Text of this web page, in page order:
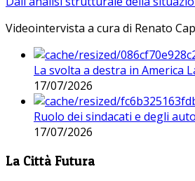
Videointervista a cura di Renato
La svolta a destra in America
17/07/2026
Ruolo dei sindacati e degli
17/07/2026
La Città Futura